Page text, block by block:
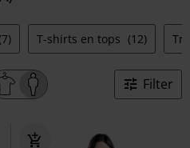
T-shirts en tops (12)
Filter